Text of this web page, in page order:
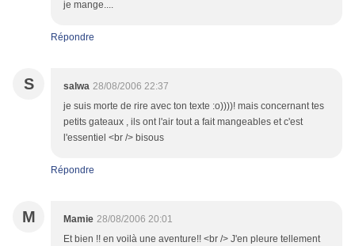
je mange....
Répondre
S salwa 28/08/2006 22:37
je suis morte de rire avec ton texte :o))))! mais concernant tes
petits gateaux , ils ont l'air tout a fait mangeables et c'est
l'essentiel <br /> bisous
Répondre
M Mamie 28/08/2006 20:01
Et bien !! en voilà une aventure!! <br /> J'en pleure tellement